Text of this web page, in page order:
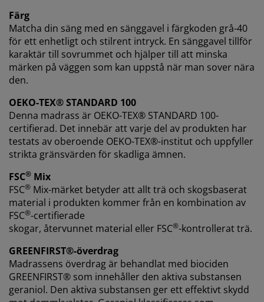
Färg
Matcha din säng med en sänggavel i färgkoden grå-40
för ett enhetligt och stilrent intryck. En sänggavel tillför
karaktär till sovrummet och hjälper till att minska
märken på väggen som kan uppstå när man sover nära
den.
OEKO-TEX® STANDARD 100
Denna madrass är OEKO-TEX® STANDARD 100-
certifierad. Det innebär att varje del av produkten har
testats av oberoende OEKO-TEX®-institut och uppfyller
strikta gränsvärden för skadliga ämnen.
FSC® Mix
FSC® Mix-märket betyder att allt trä och skogsbaserat
material i produkten kommer från en kombination av
FSC®-certifierade
skogar, återvunnet material eller FSC®-kontrollerat trä.
GREENFIRST®-överdrag
Madrassens överdrag är behandlat med biociden
GREENFIRST® som innehåller den aktiva substansen
geraniol. Den aktiva substansen ger ett effektivt skydd